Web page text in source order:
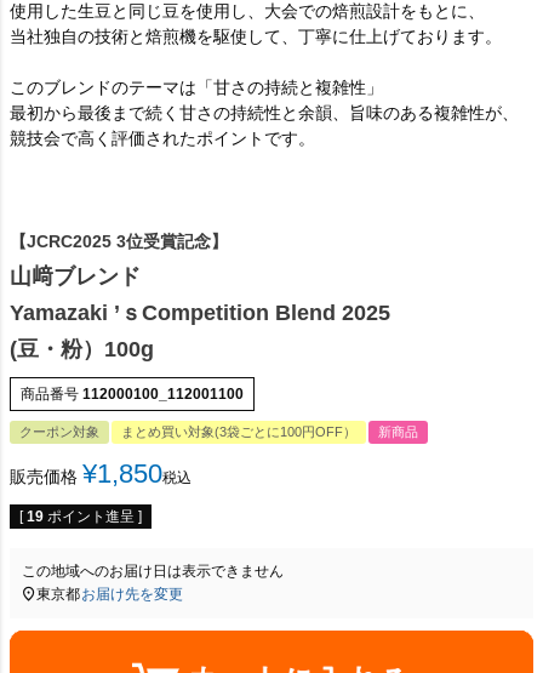
使用した生豆と同じ豆を使用し、大会での焙煎設計をもとに、
当社独自の技術と焙煎機を駆使して、丁寧に仕上げております。
このブレンドのテーマは「甘さの持続と複雑性」
最初から最後まで続く甘さの持続性と余韻、旨味のある複雑性が、
競技会で高く評価されたポイントです。
【JCRC2025 3位受賞記念】
山﨑ブレンド
Yamazaki ’ｓCompetition Blend 2025
(豆・粉）100g
商品番号 112000100_112001100
クーポン対象 まとめ買い対象(3袋ごとに100円OFF） 新商品
販売価格 ¥1,850税込
[ 19 ポイント進呈 ]
この地域へのお届け日は表示できません
東京都お届け先を変更